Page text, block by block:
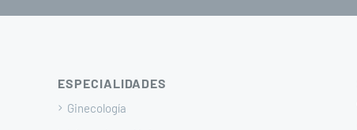
ESPECIALIDADES
Ginecología